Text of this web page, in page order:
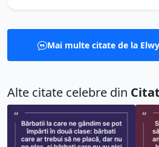
Mai multe citate de la
Alte citate celebre din